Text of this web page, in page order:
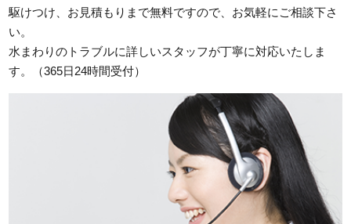
三重県伊勢市二見町溝口へ洗面蛇口の水漏れ修理のご
依頼を受けお伺いしました。
三重県津市片田町へトイレの水漏れ修理のご依頼を受
三重県度会郡玉城町勝田へトイレの水漏れ修理ご依頼
駆けつけ、お見積もりまで無料ですので、お気軽にご相談下さ
い。
水まわりのトラブルに詳しいスタッフが丁寧に対応いたしま
す。（365日24時間受付）